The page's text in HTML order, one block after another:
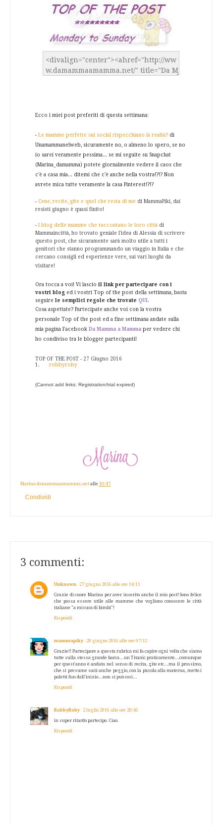
Ecco i miei post preferiti di questa settimana:
- Le mamme perfette sui social rispecchiano la realtà? di
Unamammanelweb, sicuramente no, o almeno lo spero, se no
io sarei veramente pessima... se mi seguite su Snapchat
(Marina_damamma) potete giornalmente vedere il caos che
c'è a casa mia... ditemi che c'è anche nella vostra!?!? Non
avrete mica tutte veramente la casa Pinterest!?!?
- Cene, recite, gite e quel che resta di me di MammaPiki, dai
resisti giugno è quasi finito!
- I blog delle mamme che raccontano le loro città di
Mammaincittà, ho trovato geniale l'idea di Alessia di scrivere
questo post, che sicuramente sarà molto utile a tutti i
genitori che stanno programmando un viaggio in Italia e che
cercano consigli ed esperienze vere, sui vari luoghi da
visitare!
Ora tocca a voi! Vi lascio il link per partecipare con i
vostri blog ed i vostri Top of the post della settimana, basta
seguire le semplici regole che trovate QUI.
Cosa aspettate? Partecipate anche voi con la vostra
personale Top of the post ed a fine settimana andate sulla
mia pagina Facebook Da Mamma a Mamma per vedere chi
ho condiviso tra le blogger partecipanti!
TOP OF THE POST - 27 Giugno 2016
1.
robbyroby
(Cannot add links: Registration/trial expired)
Marina damammaamamma.net alle 10:47
Condividi
3 commenti:
Unknown 27 giugno 2016 alle ore 14:11
Grazie di cuore Marina per aver inserito anche il mio post! Sono felice
che possa essere utile alle mamme che vogliono conoscere le città
italiane "a misura di bimbi"!
Rispondi
mammapiky 28 giugno 2016 alle ore 07:32
Grazie!! Partecipare a questa rubrica mi fa capire ogni volta che siamo
tutte sulla stessa grande barca...un Titanic praticamente...comunque
per quest'anno è andata nel senso di recita, gite etc...ma il prossimo,
che si presume sarà anche peggio, con la piccola alla materna, metto i
paletti fun dall'inizio...non si può così...
Rispondi
RobbyRoby 2 luglio 2016 alle ore 20:45
in super ritardo partecipo. Ciao.
Rispondi